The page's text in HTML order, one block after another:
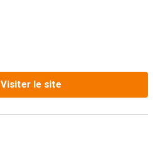
Visiter le site